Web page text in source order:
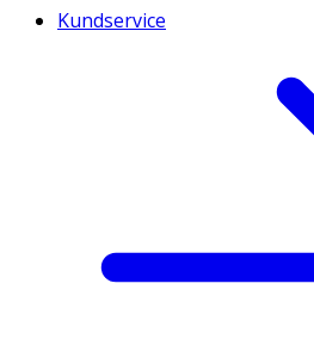
Kundservice